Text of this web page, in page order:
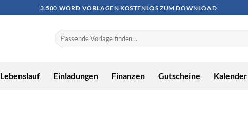
3.500 WORD VORLAGEN KOSTENLOS ZUM DOWNLOAD
Lebenslauf Einladungen Finanzen Gutscheine Kalender